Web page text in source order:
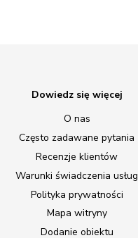
Dowiedz się więcej
O nas
Często zadawane pytania
Recenzje klientów
Warunki świadczenia usług
Polityka prywatności
Mapa witryny
Dodanie obiektu